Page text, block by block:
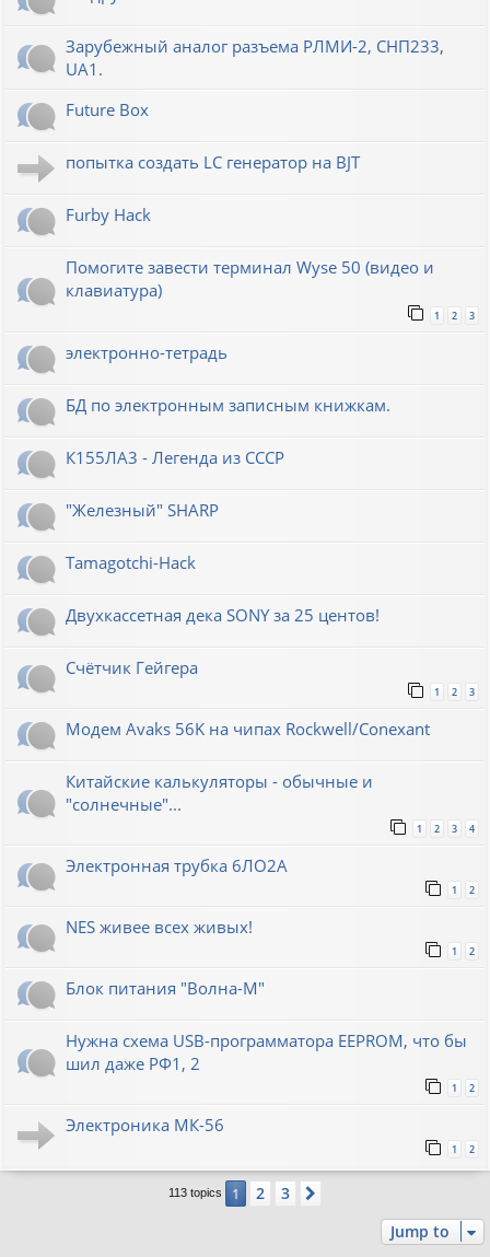
Зарубежный аналог разъема РЛМИ-2, СНП233,
UA1.
Future Box
попытка создать LC генератор на BJT
Furby Hack
Помогите завести терминал Wyse 50 (видео и
клавиатура)
1 2 3
электронно-тетрадь
БД по электронным записным книжкам.
К155ЛА3 - Легенда из СССР
"Железный" SHARP
Tamagotchi-Hack
Двухкассетная дека SONY за 25 центов!
Счётчик Гейгера
1 2 3
Модем Avaks 56K на чипах Rockwell/Conexant
Китайские калькуляторы - обычные и
"солнечные"...
1 2 3 4
Электронная трубка 6ЛО2А
1 2
NES живее всех живых!
1 2
Блок питания "Волна-М"
Нужна схема USB-программатора EEPROM, что бы
шил даже РФ1, 2
1 2
Электроника МК-56
1 2
113 topics 1 2 3
Jump to